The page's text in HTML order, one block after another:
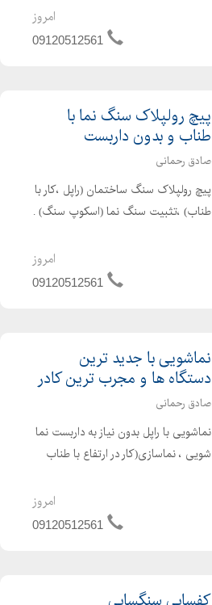
حال باعث جلوگیری از ریزش و افتادن
سنگ است.بهترین زمان پیچ ...
امروز
09120512561
پیچ رولپلاک سنگ نما با
طناب و بدون داربست
صادق رحمانی
پیچ رولپلاک سنگ ساختمان (راپل ،کار با
طناب) ،تثبیت سنگ نما (اسکوپ سنگ) .
مخصوص پشت پیچ (بتونه مخصوص
امروز
09120512561
نماشویی با جدید ترین
دستگاه ها و مجرب ترین کادر
صادق رحمانی
نماشویی با راپل بدون نیاز به داربست نما
شویی ، نماسازی(کار در ارتفاع با طناب
نمای ساختمان بدون داربست یکی از
روش های ارائه خدمات نماشویی و
امروز
09120512561